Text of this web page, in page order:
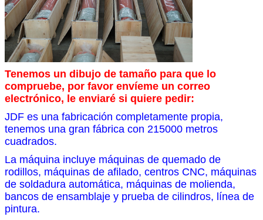
Tenemos un dibujo de tamaño para que lo
compruebe, por favor envíeme un correo
electrónico, le enviaré si quiere pedir:
JDF es una fabricación completamente propia,
tenemos una gran fábrica con 215000 metros
cuadrados.
La máquina incluye máquinas de quemado de
rodillos, máquinas de afilado, centros CNC, máquinas
de soldadura automática, máquinas de molienda,
bancos de ensamblaje y prueba de cilindros, línea de
pintura.